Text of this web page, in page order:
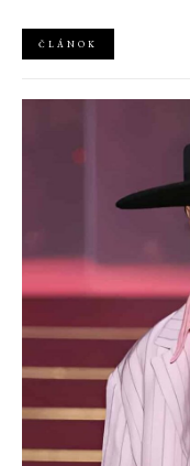
jeden druhého a vďaka
okraji spoločnosti
ČLÁNOK